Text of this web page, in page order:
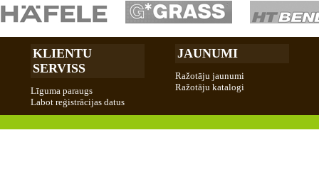
KLIENTU
SERVISS
Līguma paraugs
Labot reģistrācijas datus
JAUNUMI
Ražotāju jaunumi
Ražotāju katalogi